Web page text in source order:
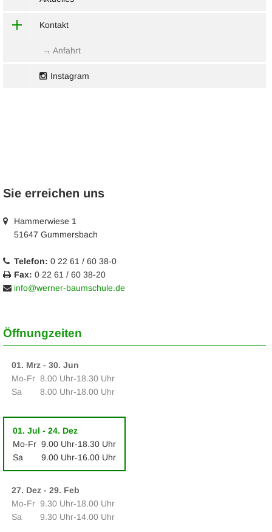
Kontakt
→ Anfahrt
Instagram
Sie erreichen uns
Hammerwiese 1
51647 Gummersbach
Telefon: 0 22 61 / 60 38-0
Fax: 0 22 61 / 60 38-20
info@werner-baumschule.de
Öffnungzeiten
01. Mrz - 30. Jun
Mo‑Fr 8.00 Uhr‑18.30 Uhr
Sa
8.00 Uhr‑18.00 Uhr
01. Jul - 24. Dez
Mo‑Fr 9.00 Uhr‑18.30 Uhr
Sa
9.00 Uhr‑16.00 Uhr
27. Dez - 29. Feb
Mo‑Fr 9.30 Uhr‑18.00 Uhr
Sa
9.30 Uhr‑14.00 Uhr